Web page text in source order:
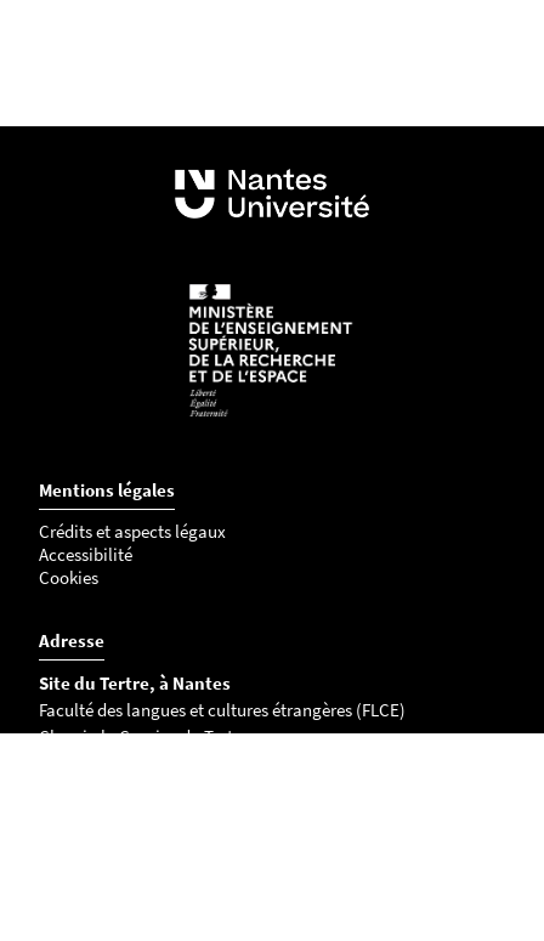
Mentions légales
Crédits et aspects légaux
Accessibilité
Cookies
Adresse
Site du Tertre, à Nantes
Faculté des langues et cultures étrangères (FLCE)
Chemin la Censive du Tertre